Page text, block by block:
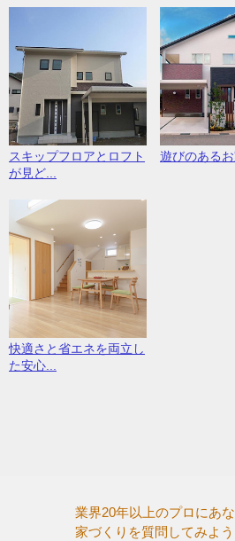
スキップフロアとロフト
が見ど...
遊びのある
快適さと省エネを両立し
た安心...
業界20年以上のプロにあ
家づくりを質問してみよう